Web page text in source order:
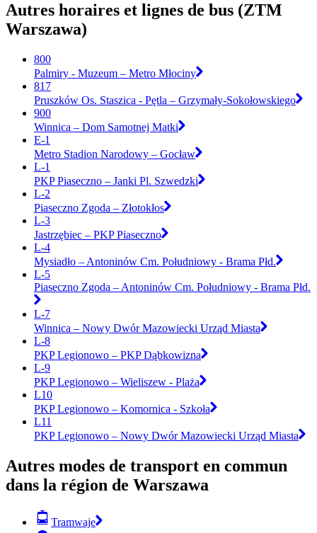
Autres horaires et lignes de bus (ZTM
Warszawa)
800
Palmiry - Muzeum – Metro Młociny
817
Pruszków Os. Staszica - Pętla – Grzymały-Sokołowskiego
900
Winnica – Dom Samotnej Matki
E-1
Metro Stadion Narodowy – Gocław
L-1
PKP Piaseczno – Janki Pl. Szwedzki
L-2
Piaseczno Zgoda – Złotokłos
L-3
Jastrzębiec – PKP Piaseczno
L-4
Mysiadło – Antoninów Cm. Południowy - Brama Płd.
L-5
Piaseczno Zgoda – Antoninów Cm. Południowy - Brama Płd.
L-7
Winnica – Nowy Dwór Mazowiecki Urząd Miasta
L-8
PKP Legionowo – PKP Dąbkowizna
L-9
PKP Legionowo – Wieliszew - Plaża
L10
PKP Legionowo – Komornica - Szkoła
L11
PKP Legionowo – Nowy Dwór Mazowiecki Urząd Miasta
Autres modes de transport en commun
dans la région de Warszawa
Tramwaje